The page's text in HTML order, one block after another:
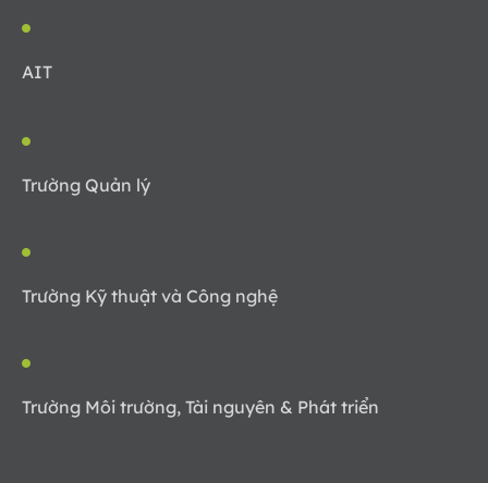
AIT
Trường Quản lý
Trường Kỹ thuật và Công nghệ
Trường Môi trường, Tài nguyên & Phát triển